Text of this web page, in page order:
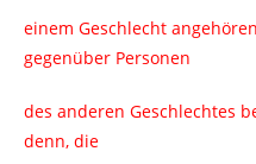
einem Geschlecht
gegenüber Personen
des anderen Geschlechtes
denn, die